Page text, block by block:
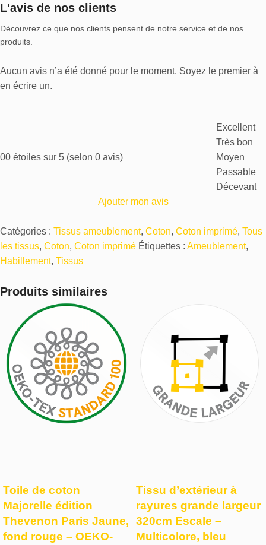
L'avis de nos clients
Découvrez ce que nos clients pensent de notre service et de nos
produits.
Aucun avis n’a été donné pour le moment. Soyez le premier à
en écrire un.
00 étoiles sur 5 (selon 0 avis)
Excellent
Très bon
Moyen
Passable
Décevant
Ajouter mon avis
Catégories : Tissus ameublement, Coton, Coton imprimé, Tous
les tissus, Coton, Coton imprimé Étiquettes : Ameublement,
Habillement, Tissus
Produits similaires
Toile de coton
Majorelle édition
Thevenon Paris Jaune,
fond rouge – OEKO-
Tissu d’extérieur à
rayures grande largeur
320cm Escale –
Multicolore, bleu